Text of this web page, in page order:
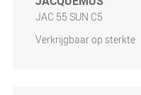
JAC 55 SUN C5
Verkrijgbaar op sterkte